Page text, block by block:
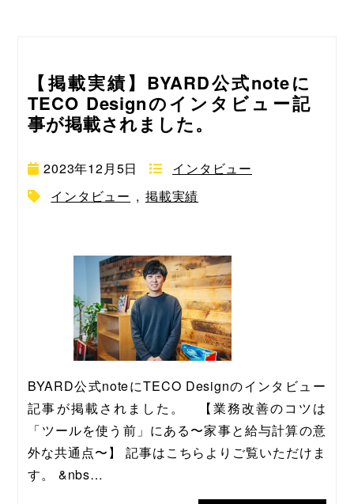
【掲載実績】BYARD公式noteに
TECO Designのインタビュー記
事が掲載されました。
2023年12月5日
インタビュー
インタビュー , 掲載実績
BYARD公式noteにTECO Designのインタビュー
記事が掲載されました。   【業務改善のコツは
「ツールを使う前」にある〜家事と給与計算の意
外な共通点〜】 記事はこちらよりご覧いただけま
す。 &nbs…